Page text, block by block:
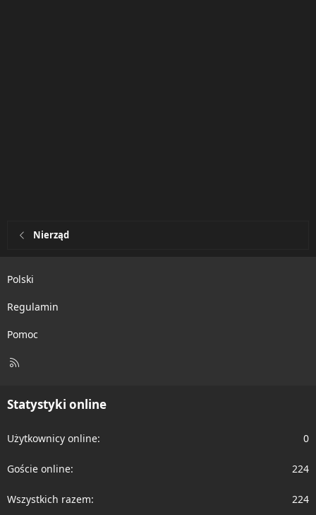
Nierząd
Polski
Regulamin
Pomoc
R
Statystyki online
Użytkownicy online 0
Goście online 224
Wszystkich razem 224